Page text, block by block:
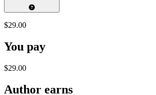
$29.00
You pay
$29.00
Author earns